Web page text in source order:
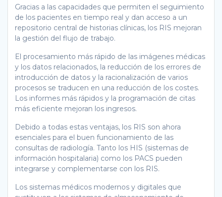
Gracias a las capacidades que permiten el seguimiento
de los pacientes en tiempo real y dan acceso a un
repositorio central de historias clínicas, los RIS mejoran
la gestión del flujo de trabajo.
El procesamiento más rápido de las imágenes médicas
y los datos relacionados, la reducción de los errores de
introducción de datos y la racionalización de varios
procesos se traducen en una reducción de los costes.
Los informes más rápidos y la programación de citas
más eficiente mejoran los ingresos.
Debido a todas estas ventajas, los RIS son ahora
esenciales para el buen funcionamiento de las
consultas de radiología. Tanto los HIS (sistemas de
información hospitalaria) como los PACS pueden
integrarse y complementarse con los RIS.
Los sistemas médicos modernos y digitales que